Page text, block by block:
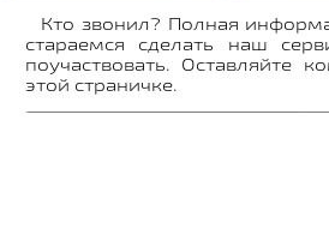
Кто звонил? Полная
стараемся сделать наш
поучаствовать. Оставляйте
этой страничке.